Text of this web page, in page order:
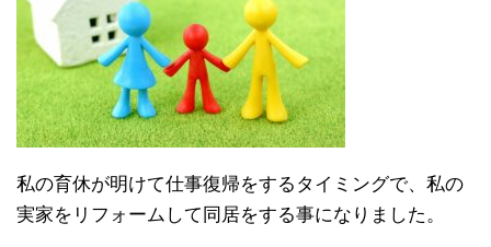
私の育休が明けて仕事復帰をするタイミングで、私の
実家をリフォームして同居をする事になりました。